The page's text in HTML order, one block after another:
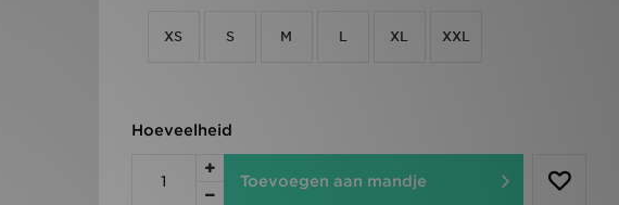
XS S M L XL XXL
Hoeveelheid
Toevoegen aan mandje